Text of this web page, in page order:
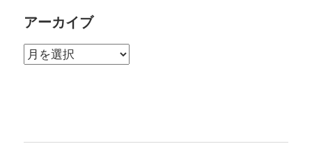
アーカイブ
ア